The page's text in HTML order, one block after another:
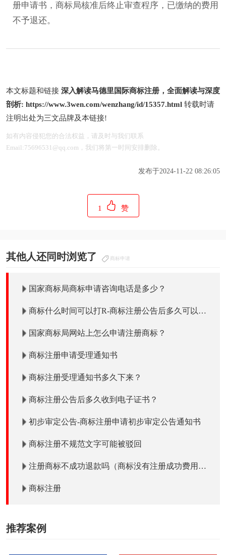
册申请书，商标局核准后终止审查程序，已缴纳的费用
不予退还。
本文标题和链接 深入解读马德里国际商标注册，全面解读与深度
剖析: https://www.3wen.com/wenzhang/id/15357.html 转载时请
注明出处为三文品牌及本链接!
如有内容侵犯您的合法权益，请及时与我们联系
Email:75696531@qq.com，我们将第一时间安排删除。
发布于2024-11-22 08:26:05
1 赞
其他人还同时浏览了 商标申请
国家商标局商标申请咨询电话是多少？
商标什么时间可以打R-商标注册公告后多久可以打
国家商标局网站上怎么申请注册商标？
商标注册申请受理通知书
商标注册受理通知书多久下来？
商标注册公告后多久收到电子证书？
初步审定公告-商标注册申请初步审定公告通知书
商标注册不规范文字可能被驳回
注册商标不成功退款吗（商标没有注册成功费用退
商标注册
推荐案例